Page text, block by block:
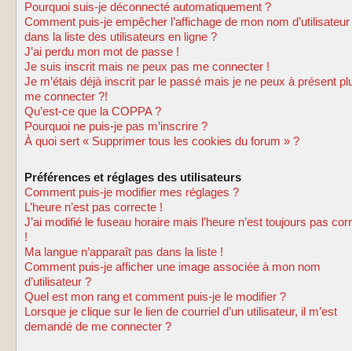
Pourquoi suis-je déconnecté automatiquement ?
Comment puis-je empêcher l’affichage de mon nom d’utilisateur
dans la liste des utilisateurs en ligne ?
J’ai perdu mon mot de passe !
Je suis inscrit mais ne peux pas me connecter !
Je m’étais déjà inscrit par le passé mais je ne peux à présent
me connecter ?!
Qu’est-ce que la COPPA ?
Pourquoi ne puis-je pas m’inscrire ?
À quoi sert « Supprimer tous les cookies du forum » ?
Préférences et réglages des utilisateurs
Comment puis-je modifier mes réglages ?
L’heure n’est pas correcte !
J’ai modifié le fuseau horaire mais l’heure n’est toujours pas
!
Ma langue n’apparaît pas dans la liste !
Comment puis-je afficher une image associée à mon nom
d’utilisateur ?
Quel est mon rang et comment puis-je le modifier ?
Lorsque je clique sur le lien de courriel d’un utilisateur, il m’est
demandé de me connecter ?